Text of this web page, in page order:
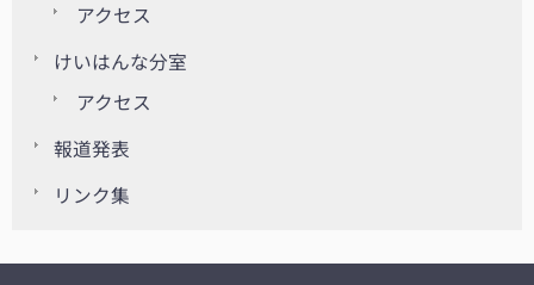
アクセス
けいはんな分室
アクセス
報道発表
リンク集